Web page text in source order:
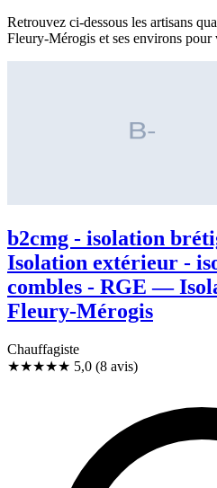
Retrouvez ci-dessous les artisans
Fleury-Mérogis et ses environs pour
b2cmg - isolation
Isolation extérieur -
combles - RGE —
Fleury-Mérogis
Chauffagiste
★★★★★ 5,0 (8 avis)